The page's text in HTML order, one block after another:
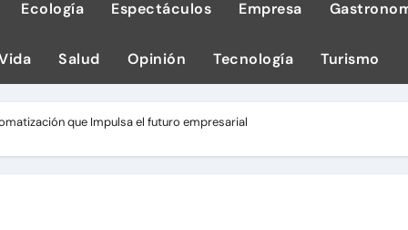
de celular según OSIPTEL
peruanos del IPD
Ecología Espectáculos Empresa
Salud Opinión Tecnología Turismo
que Impulsa el futuro empresarial